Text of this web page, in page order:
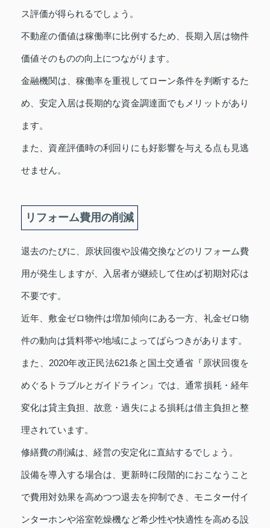
ス評価が得られるでしょう。
不動産の価値は稼働率に比例するため、長期入居は物件
価値そのものの向上につながります。
金融機関は、稼働率を重視してローン条件を判断するた
め、安定入居は長期的な資金調達面でもメリットがあり
ます。
また、資産評価時の利回りにも好影響を与える点も見逃
せません。
リフォーム費用の削減
退去のたびに、原状回復や設備交換などのリフォーム費
用が発生しますが、入居者が継続して住めば初期対応は
不要です。
近年、敷金ゼロ物件は増加傾向にある一方、礼金ゼロ物
件の動向は賃料帯や地域によってばらつきがあります。
また、2020年改正民法621条と国土交通省『原状回復を
めぐるトラブルとガイドライン』では、通常損耗・経年
変化は貸主負担、故意・過失による損耗は借主負担と整
理されています。
修繕費の削減は、経営の安定化に直結するでしょう。
設備を導入する場合は、更新時に段階的におこなうこと
で費用対効果を高めつつ退去を抑制でき、モニター付イ
ンターホンや浴室乾燥機など希少性や快適性を高める設